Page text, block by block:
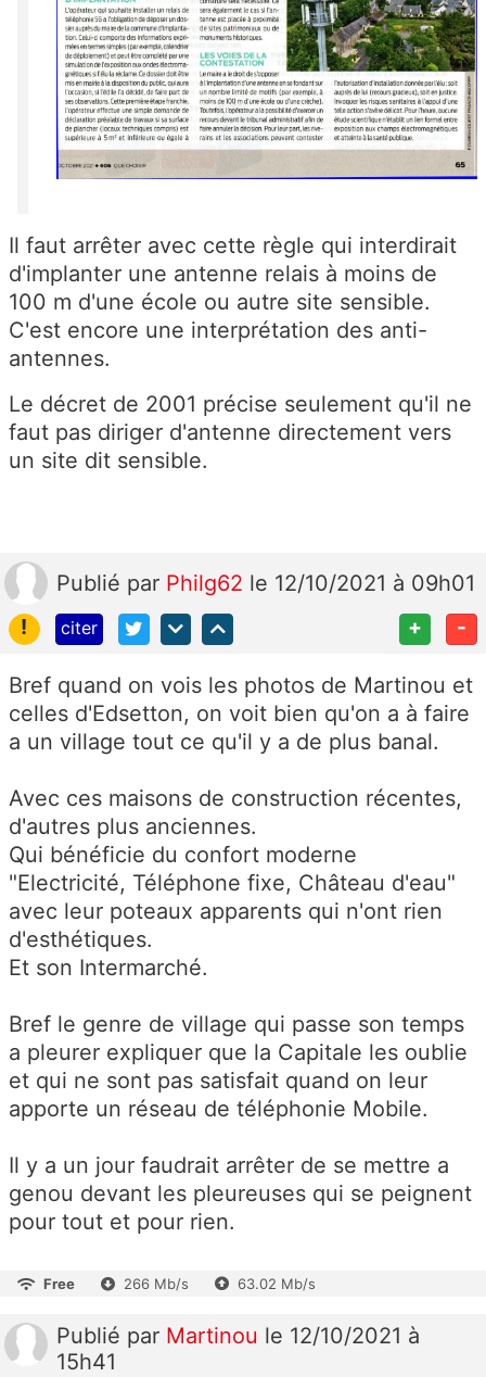
Il faut arrêter avec cette règle qui interdirait
d'implanter une antenne relais à moins de
100 m d'une école ou autre site sensible.
C'est encore une interprétation des anti-
antennes.
Le décret de 2001 précise seulement qu'il ne
faut pas diriger d'antenne directement vers
un site dit sensible.
Publié par Philg62 le 12/10/2021 à 09h01
!
citer + -
Bref quand on vois les photos de Martinou et
celles d'Edsetton, on voit bien qu'on a à faire
a un village tout ce qu'il y a de plus banal.
Avec ces maisons de construction récentes,
d'autres plus anciennes.
Qui bénéficie du confort moderne
"Electricité, Téléphone fixe, Château d'eau"
avec leur poteaux apparents qui n'ont rien
d'esthétiques.
Et son Intermarché.
Bref le genre de village qui passe son temps
a pleurer expliquer que la Capitale les oublie
et qui ne sont pas satisfait quand on leur
apporte un réseau de téléphonie Mobile.
Il y a un jour faudrait arrêter de se mettre a
genou devant les pleureuses qui se peignent
pour tout et pour rien.
Free 266 Mb/s 63.02 Mb/s
Publié par Martinou le 12/10/2021 à
15h41